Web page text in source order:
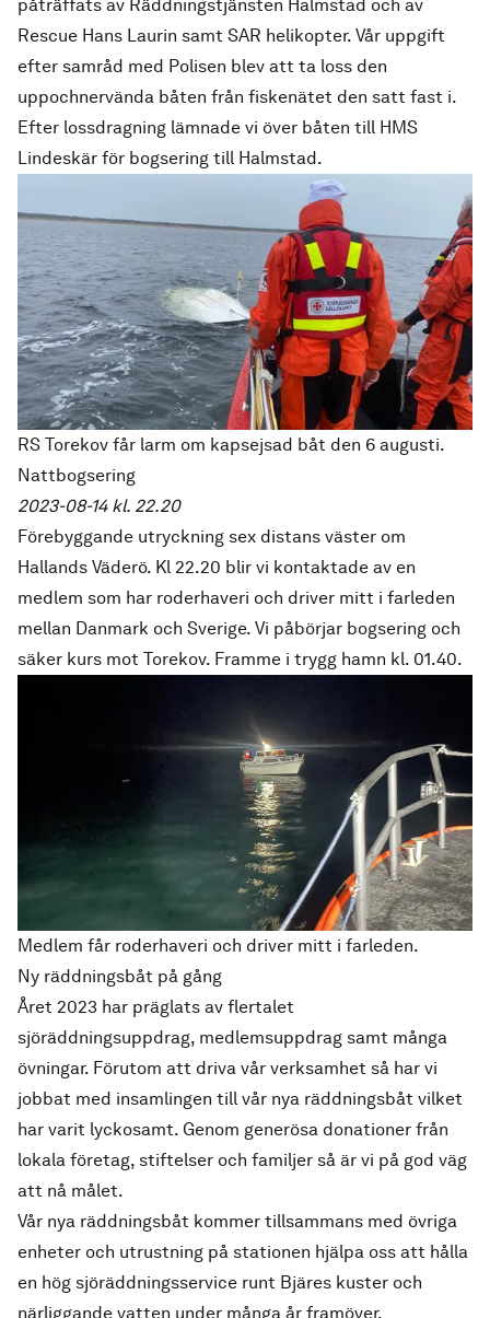
påträffats av Räddningstjänsten Halmstad och av
Rescue Hans Laurin samt SAR helikopter. Vår uppgift
efter samråd med Polisen blev att ta loss den
uppochnervända båten från fiskenätet den satt fast i.
Efter lossdragning lämnade vi över båten till HMS
Lindeskär för bogsering till Halmstad.
RS Torekov får larm om kapsejsad båt den 6 augusti.
Nattbogsering
2023-08-14 kl. 22.20
Förebyggande utryckning sex distans väster om
Hallands Väderö. Kl 22.20 blir vi kontaktade av en
medlem som har roderhaveri och driver mitt i farleden
mellan Danmark och Sverige. Vi påbörjar bogsering och
säker kurs mot Torekov. Framme i trygg hamn kl. 01.40.
Medlem får roderhaveri och driver mitt i farleden.
Ny räddningsbåt på gång
Året 2023 har präglats av flertalet
sjöräddningsuppdrag, medlemsuppdrag samt många
övningar. Förutom att driva vår verksamhet så har vi
jobbat med insamlingen till vår nya räddningsbåt vilket
har varit lyckosamt. Genom generösa donationer från
lokala företag, stiftelser och familjer så är vi på god väg
att nå målet.
Vår nya räddningsbåt kommer tillsammans med övriga
enheter och utrustning på stationen hjälpa oss att hålla
en hög sjöräddningsservice runt Bjäres kuster och
närliggande vatten under många år framöver.